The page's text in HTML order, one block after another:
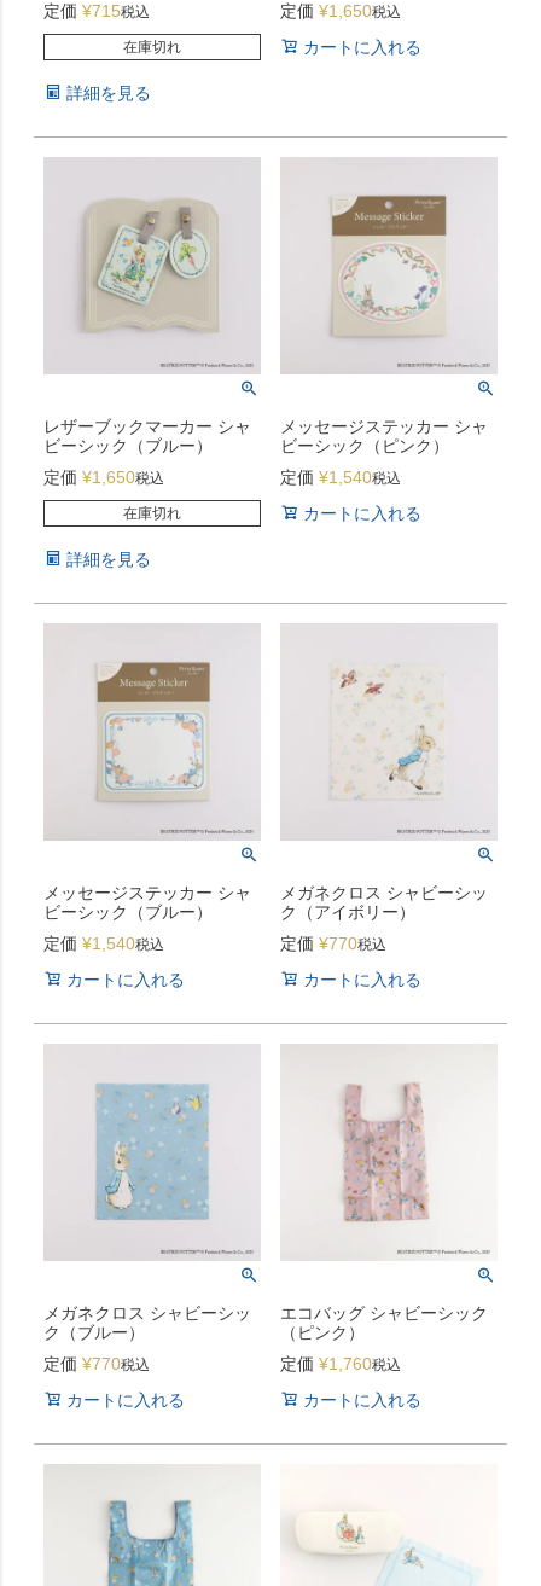
定価 ¥715税込
在庫切れ
詳細を見る
定価 ¥1,650税込
カートに入れる
レザーブックマーカー シャ
ビーシック（ブルー）
定価 ¥1,650税込
在庫切れ
詳細を見る
メッセージステッカー シャ
ビーシック（ピンク）
定価 ¥1,540税込
カートに入れる
メッセージステッカー シャ
ビーシック（ブルー）
定価 ¥1,540税込
カートに入れる
メガネクロス シャビーシッ
ク（アイボリー）
定価 ¥770税込
カートに入れる
メガネクロス シャビーシッ
ク（ブルー）
定価 ¥770税込
カートに入れる
エコバッグ シャビーシック
（ピンク）
定価 ¥1,760税込
カートに入れる